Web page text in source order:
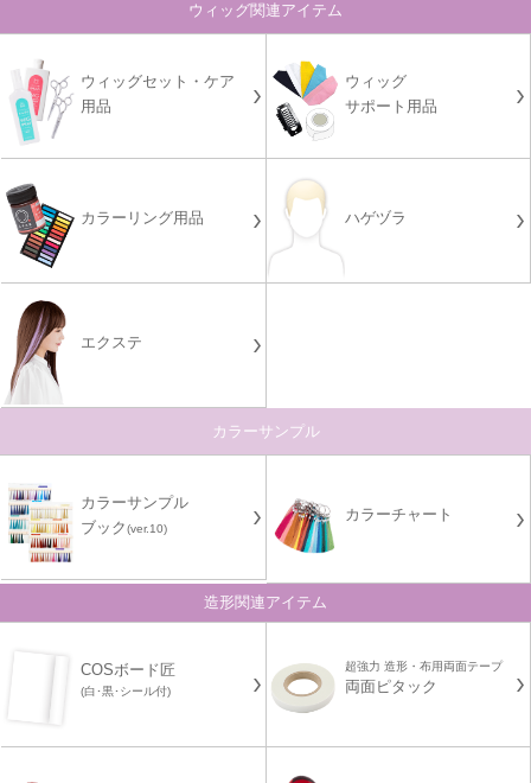
ウィッグ関連アイテム
ウィッグセット・ケア
用品
ウィッグ
サポート用品
カラーリング用品 ハゲヅラ
エクステ
カラーサンプル
カラーサンプル
ブック(ver.10)
カラーチャート
造形関連アイテム
COSボード匠
(白･黒･シール付)
超強力 造形・布用両面テープ
両面ピタック